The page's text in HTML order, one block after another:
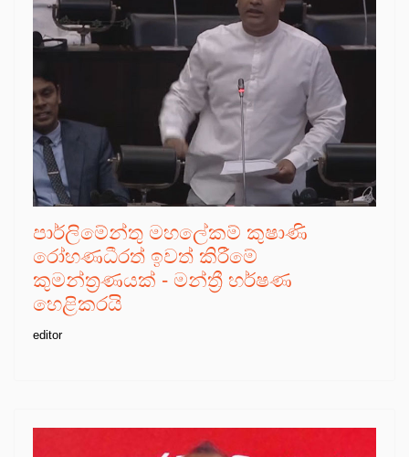
පාර්ලිමේන්තු මහලේකම් කුෂාණි
රෝහණධීරත් ඉවත් කිරීමේ
කුමන්ත්‍රණයක් - මන්ත්‍රී හර්ෂණ
හෙළිකරයි
editor